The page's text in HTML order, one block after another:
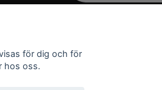
för dig och för
hos oss.